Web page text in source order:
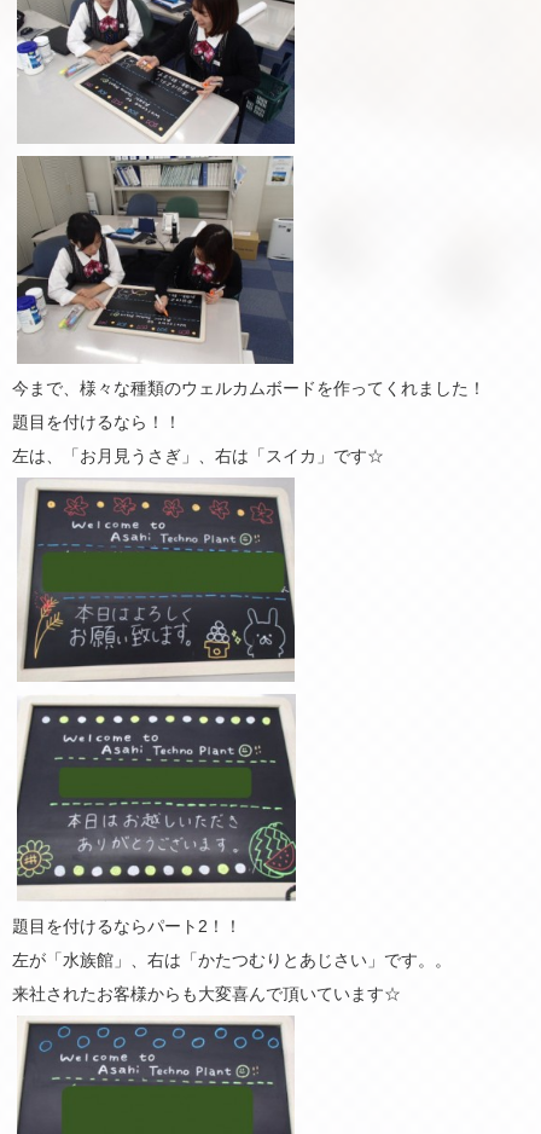
今まで、様々な種類のウェルカムボードを作ってくれました！
題目を付けるなら！！
左は、「お月見うさぎ」、右は「スイカ」です☆
題目を付けるならパート2！！
左が「水族館」、右は「かたつむりとあじさい」です。。
来社されたお客様からも大変喜んで頂いています☆